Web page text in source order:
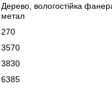
Дерево, вологостійка
метал
270
3570
3830
6385